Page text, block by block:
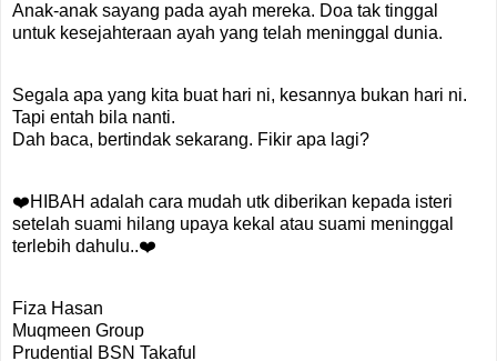
Anak-anak sayang pada ayah mereka. Doa tak tinggal
untuk kesejahteraan ayah yang telah meninggal dunia.
Segala apa yang kita buat hari ni, kesannya bukan hari ni.
Tapi entah bila nanti.
Dah baca, bertindak sekarang. Fikir apa lagi?
❤️HIBAH adalah cara mudah utk diberikan kepada isteri
setelah suami hilang upaya kekal atau suami meninggal
terlebih dahulu..❤️
Fiza Hasan
Muqmeen Group
Prudential BSN Takaful